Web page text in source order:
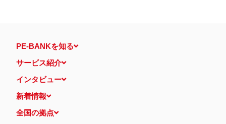
PE-BANKを知る
サービス紹介
インタビュー
新着情報
全国の拠点